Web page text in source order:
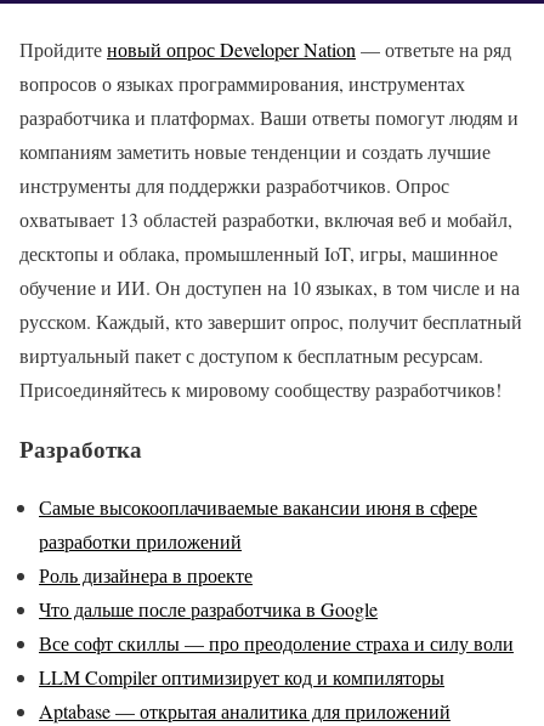
Пройдитеновый опрос Developer Nation — ответьте на ряд
вопросов о языках программирования, инструментах
разработчика и платформах. Ваши ответы помогут людям и
компаниям заметить новые тенденции и создать лучшие
инструменты для поддержки разработчиков. Опрос
охватывает 13 областей разработки, включая веб и мобайл,
десктопы и облака, промышленный IoT, игры, машинное
обучение и ИИ. Он доступен на 10 языках, в том числе и на
русском. Каждый, кто завершит опрос, получит бесплатный
виртуальный пакет с доступом к бесплатным ресурсам.
Присоединяйтесь к мировому сообществу разработчиков!
Разработка
Самые высокооплачиваемые вакансии июня в сфере
разработки приложений
Роль дизайнера в проекте
Что дальше после разработчика в Google
Все софт скиллы — про преодоление страха и силу воли
LLM Compiler оптимизирует код и компиляторы
Aptabase — открытая аналитика для приложений